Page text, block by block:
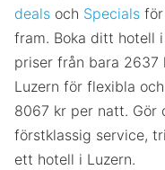
deals och Specials
fram. Boka ditt hotell
priser från bara
Luzern för flexibla
8067 kr per natt. Gör
förstklassig service,
ett hotell i Luzern.